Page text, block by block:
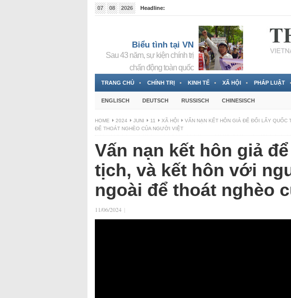
07 08 2026
Headline:
Biểu tình tại VN
Sau 43 năm, sự kiện chính trị
chấn động toàn quốc
TRANG CHỦ CHÍNH TRỊ KINH TẾ XÃ HỘI PHÁP LUẬT
ENGLISCH DEUTSCH RUSSISCH CHINESISCH
HOME 2024 JUNI 11 XÃ HỘI
VẤN NẠN KẾT HÔN GIẢ ĐỂ ĐỔI LẤY
ĐỂ THOÁT NGHÈO CỦA NGƯỜI VIỆT
Vấn nạn kết hôn giả
tịch, và kết hôn với
ngoài để thoát nghèo
11/06/2024 |